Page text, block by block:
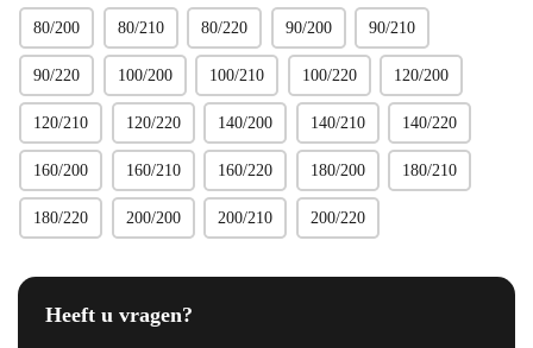
80/200 80/210 80/220 90/200 90/210
90/220 100/200 100/210 100/220 120/200
120/210 120/220 140/200 140/210 140/220
160/200 160/210 160/220 180/200 180/210
180/220 200/200 200/210 200/220
Heeft u vragen?